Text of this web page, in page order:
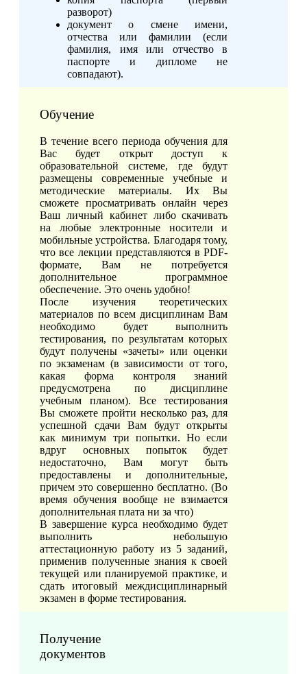
разворот)
документ о смене имени,
отчества или фамилии (если
фамилия, имя или отчество в
паспорте и дипломе не
совпадают).
Обучение
В течение всего периода обучения для
Вас будет открыт доступ к
образовательной системе, где будут
размещены современные учебные и
методические материалы. Их Вы
сможете просматривать онлайн через
Ваш личный кабинет либо скачивать
на любые электронные носители и
мобильные устройства. Благодаря тому,
что все лекции представляются в PDF-
формате, Вам не потребуется
дополнительное программное
обеспечение. Это очень удобно!
После изучения теоретических
материалов по всем дисциплинам Вам
необходимо будет выполнить
тестирования, по результатам которых
будут получены «зачеты» или оценки
по экзаменам (в зависимости от того,
какая форма контроля знаний
предусмотрена по дисциплине
учебным планом). Все тестирования
Вы сможете пройти несколько раз, для
успешной сдачи Вам будут открыты
как минимум три попытки. Но если
вдруг основных попыток будет
недостаточно, Вам могут быть
предоставлены и дополнительные,
причем это совершенно бесплатно. (Во
время обучения вообще не взимается
дополнительная плата ни за что)
В завершение курса необходимо будет
выполнить небольшую
аттестационную работу из 5 заданий,
применив полученные знания к своей
текущей или планируемой практике, и
сдать итоговый междисциплинарный
экзамен в форме тестирования.
Получение
документов